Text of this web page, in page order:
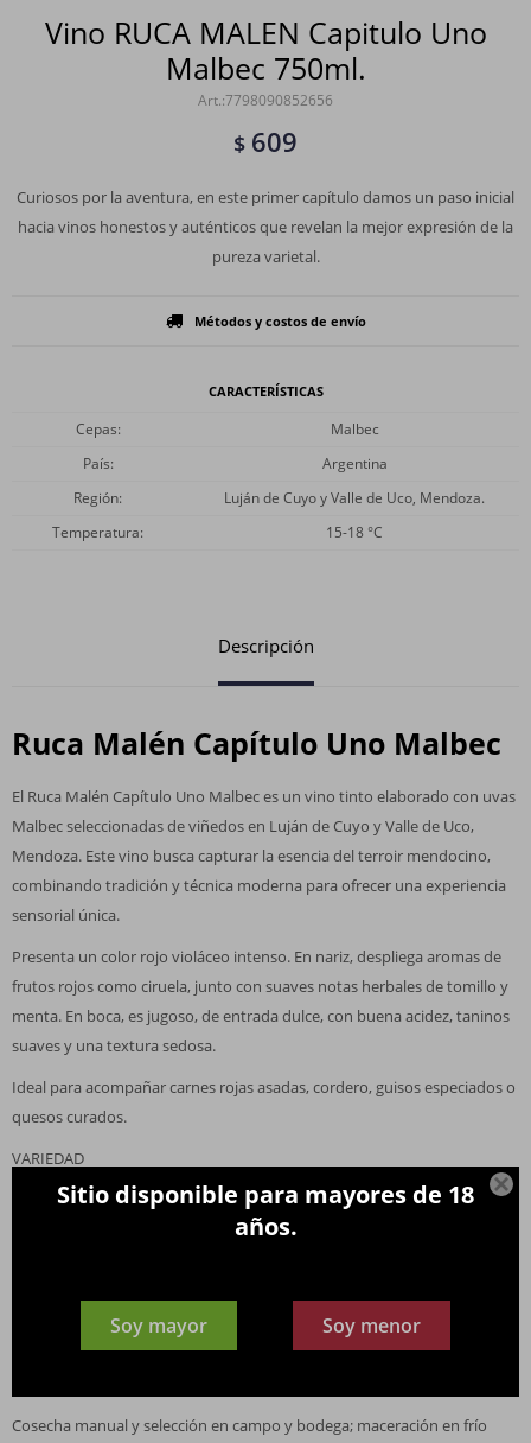

Sitio disponible para mayores de 18
años.
Soy mayor Soy menor
Vino RUCA MALEN Capitulo Uno
Malbec 750ml.
7798090852656
$ 609
Curiosos por la aventura, en este primer capítulo damos un paso inicial
hacia vinos honestos y auténticos que revelan la mejor expresión de la
pureza varietal.
Métodos y costos de envío
CARACTERÍSTICAS
Cepas
Malbec
País
Argentina
Región
Luján de Cuyo y Valle de Uco, Mendoza.
Temperatura
15-18 °C
Descripción
Ruca Malén Capítulo Uno Malbec
El Ruca Malén Capítulo Uno Malbec es un vino tinto elaborado con uvas
Malbec seleccionadas de viñedos en Luján de Cuyo y Valle de Uco,
Mendoza. Este vino busca capturar la esencia del terroir mendocino,
combinando tradición y técnica moderna para ofrecer una experiencia
sensorial única.
Presenta un color rojo violáceo intenso. En nariz, despliega aromas de
frutos rojos como ciruela, junto con suaves notas herbales de tomillo y
menta. En boca, es jugoso, de entrada dulce, con buena acidez, taninos
suaves y una textura sedosa.
Ideal para acompañar carnes rojas asadas, cordero, guisos especiados o
quesos curados.
VARIEDAD
100 % Malbec
mineralidad y complejidad al vino.
Cosecha manual y selección en campo y bodega; maceración en frío